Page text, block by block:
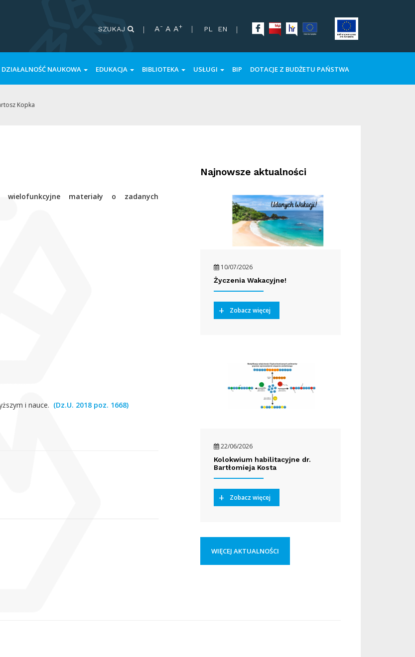
SZUKAJ A- A A+ PL EN
DZIAŁALNOŚĆ NAUKOWA EDUKACJA BIBLIOTEKA USŁUGI BIP DOTACJE Z BUDŻETU PAŃSTWA
Kopka
wielofunkcyjne materiały o zadanych
i nauce. (Dz.U. 2018 poz. 1668)
Najnowsze aktualności
10/07/2026
Życzenia Wakacyjne!
Zobacz więcej
22/06/2026
Kolokwium habilitacyjne dr.
Bartłomieja Kosta
Zobacz więcej
WIĘCEJ AKTUALNOŚCI